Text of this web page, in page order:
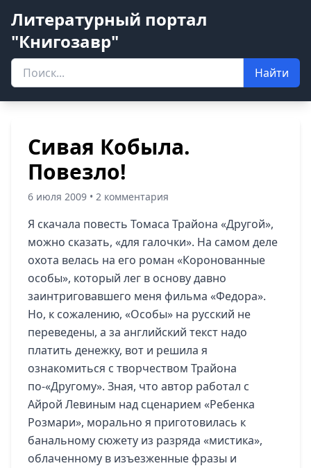
Литературный портал
"Книгозавр"
Найти
Сивая Кобыла.
Повезло!
6 июля 2009 • 2 комментария
Я скачала повесть Томаса Трайона «Другой»,
можно сказать, «для галочки». На самом деле
охота велась на его роман «Коронованные
особы», который лег в основу давно
заинтриговавшего меня фильма «Федора».
Но, к сожалению, «Особы» на русский не
переведены, а за английский текст надо
платить денежку, вот и решила я
ознакомиться с творчеством Трайона
по-«Другому». Зная, что автор работал с
Айрой Левиным над сценарием «Ребенка
Розмари», морально я приготовилась к
банальному сюжету из разряда «мистика»,
облаченному в изъезженные фразы и